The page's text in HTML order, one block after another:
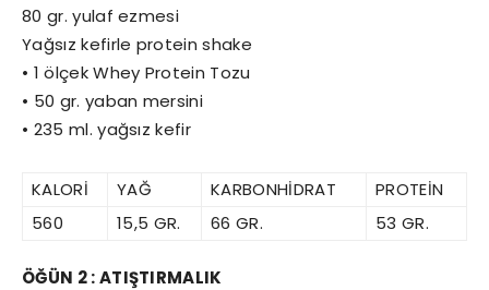
80 gr. yulaf ezmesi
Yağsız kefirle protein shake
• 1 ölçek Whey Protein Tozu
• 50 gr. yaban mersini
• 235 ml. yağsız kefir
KALORİ YAĞ KARBONHİDRAT
PROTEİN
560
15,5 GR. 66 GR. 53 GR.
ÖĞÜN 2 : ATIŞTIRMALIK